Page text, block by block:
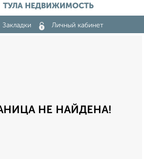
ТУЛА НЕДВИЖИМОСТЬ
Закладки Личный кабинет
НЕ НАЙДЕНА!